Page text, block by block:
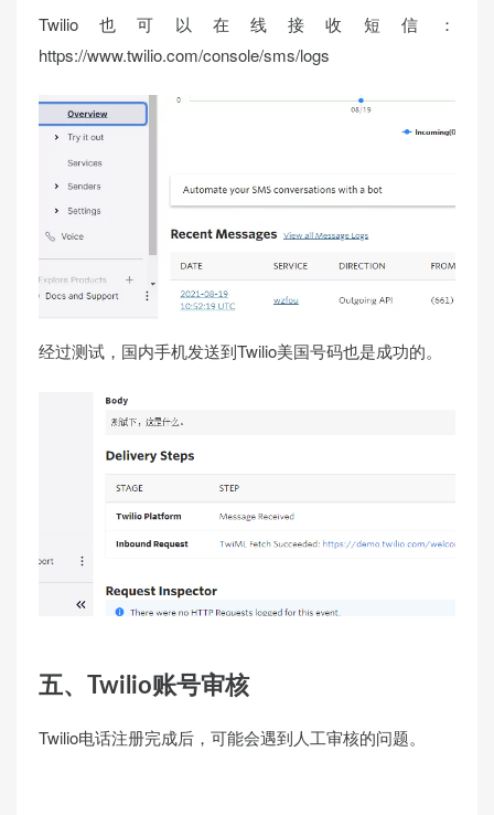
Twilio也可以在线接收短信：
https://www.twilio.com/console/sms/logs
经过测试，国内手机发送到Twilio美国号码也是成功的。
五、Twilio账号审核
Twilio电话注册完成后，可能会遇到人工审核的问题。